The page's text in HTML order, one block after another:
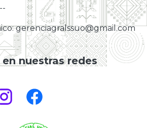
gerenciagralssuo@gmail.com
nuestras redes